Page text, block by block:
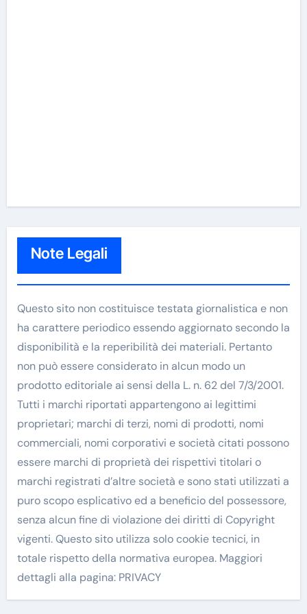
Note Legali
Questo sito non costituisce testata giornalistica e non
ha carattere periodico essendo aggiornato secondo la
disponibilità e la reperibilità dei materiali. Pertanto
non può essere considerato in alcun modo un
prodotto editoriale ai sensi della L. n. 62 del 7/3/2001.
Tutti i marchi riportati appartengono ai legittimi
proprietari; marchi di terzi, nomi di prodotti, nomi
commerciali, nomi corporativi e società citati possono
essere marchi di proprietà dei rispettivi titolari o
marchi registrati d’altre società e sono stati utilizzati a
puro scopo esplicativo ed a beneficio del possessore,
senza alcun fine di violazione dei diritti di Copyright
vigenti. Questo sito utilizza solo cookie tecnici, in
totale rispetto della normativa europea. Maggiori
dettagli alla pagina: PRIVACY